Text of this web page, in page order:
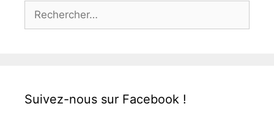
Rechercher :
Suivez-nous sur Facebook !